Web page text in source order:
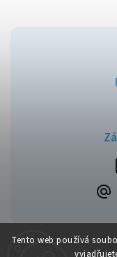
Tento web používá